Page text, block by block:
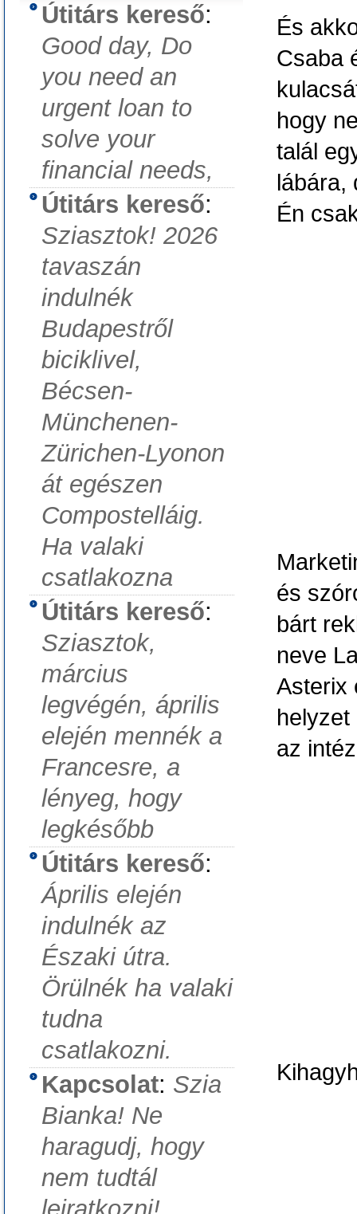
Útitárs kereső:
Good day, Do
you need an
urgent loan to
solve your
financial needs,
Útitárs kereső:
Sziasztok! 2026
tavaszán
indulnék
Budapestről
biciklivel,
Bécsen-
Münchenen-
Zürichen-Lyonon
át egészen
Compostelláig.
Ha valaki
csatlakozna
Útitárs kereső:
Sziasztok,
március
legvégén, április
elején mennék a
Francesre, a
lényeg, hogy
legkésőbb
Útitárs kereső:
Április elején
indulnék az
Északi útra.
Örülnék ha valaki
tudna
csatlakozni.
Kapcsolat: Szia
Bianka! Ne
haragudj, hogy
nem tudtál
És
Csaba
hogy
talál
lábára,
Én
és
bárt
neve
Asterix
az